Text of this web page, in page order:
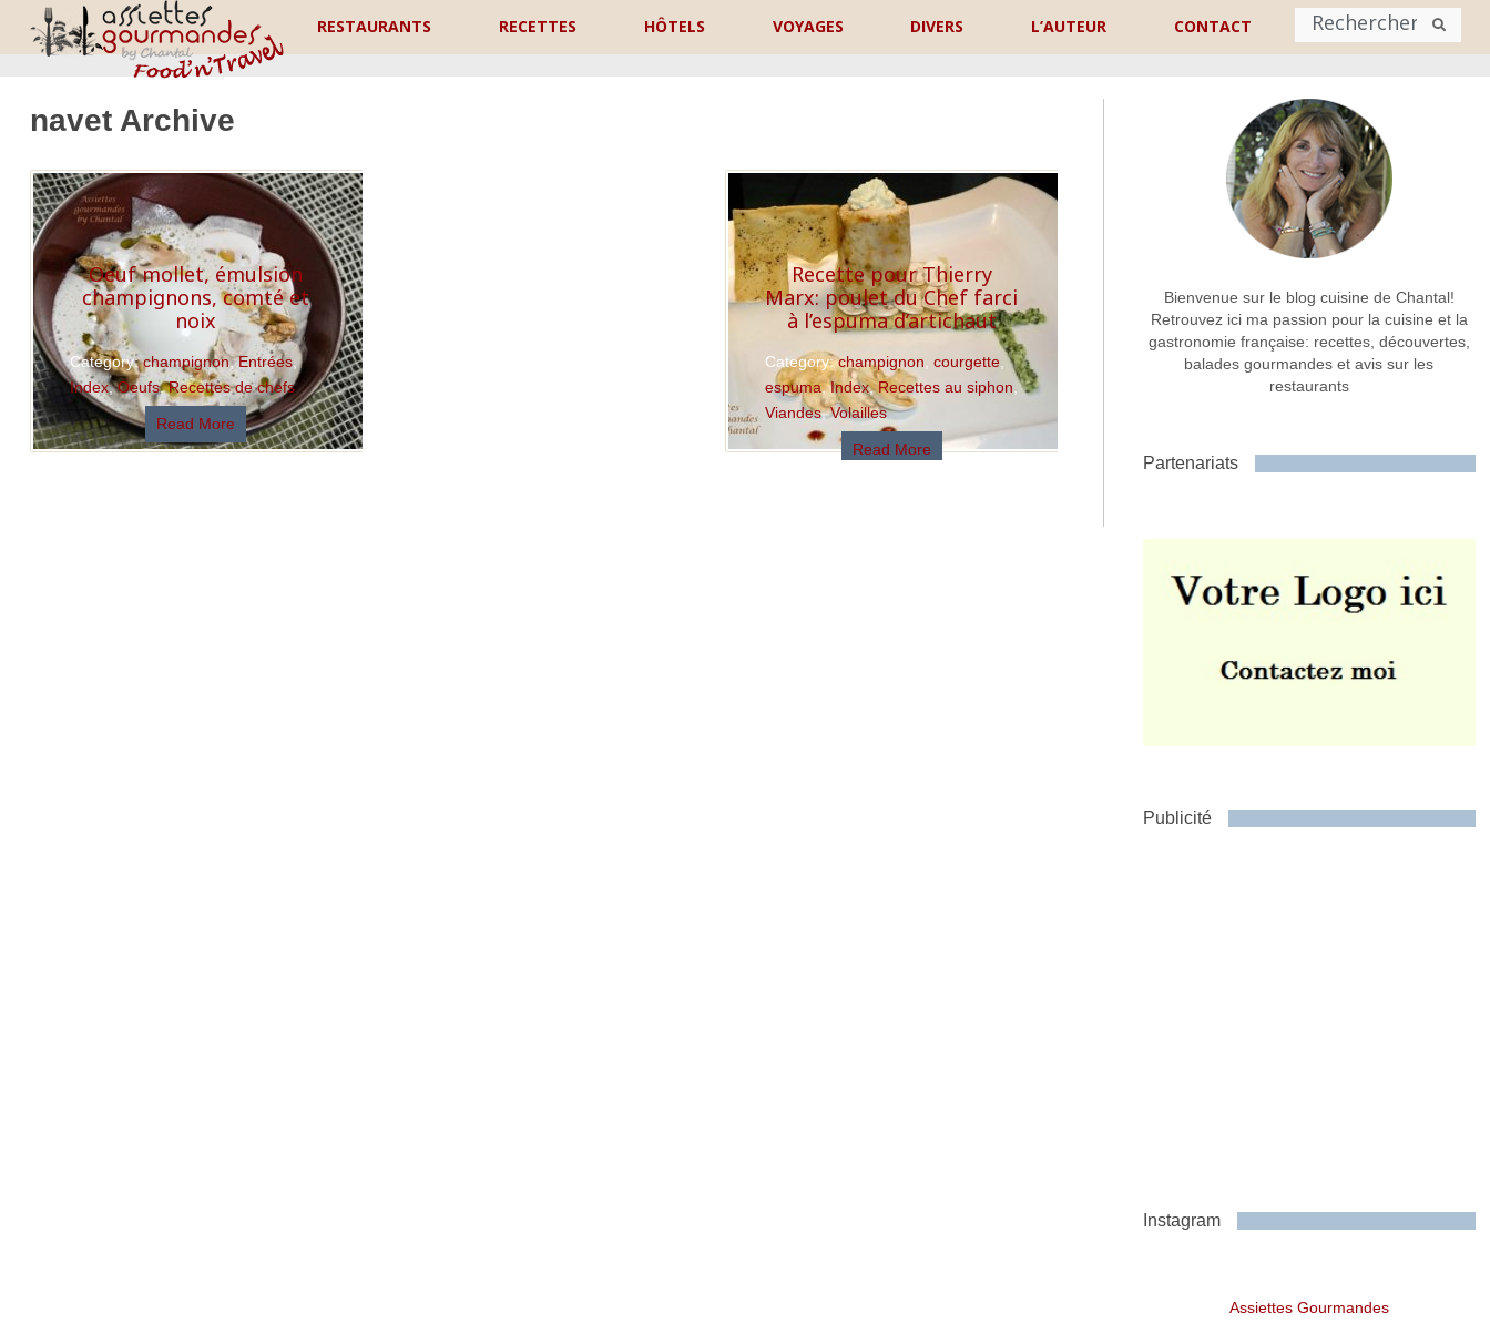
RESTAURANTS RECETTES HÔTELS VOYAGES DIVERS L’AUTEUR CONTACT
Prénom Nom
Commentaire ou message *
navet Archive
Oeuf mollet, émulsion
champignons, comté et
noix
Category:champignon,Entrées,
Index,Oeufs,Recettes de chefs
Read More
Recette pour Thierry
Marx: poulet du Chef farci
à l’espuma d’artichaut
Category:champignon ,courgette
espuma,Index,Recettes au siphon ,
Viandes,Volailles
Read More
Bienvenue sur le blog cuisine de Chantal!
Retrouvez ici ma passion pour la cuisine et la
gastronomie française: recettes, découvertes,
balades gourmandes et avis sur les
restaurants
Partenariats
Publicité
Instagram
Assiettes Gourmandes